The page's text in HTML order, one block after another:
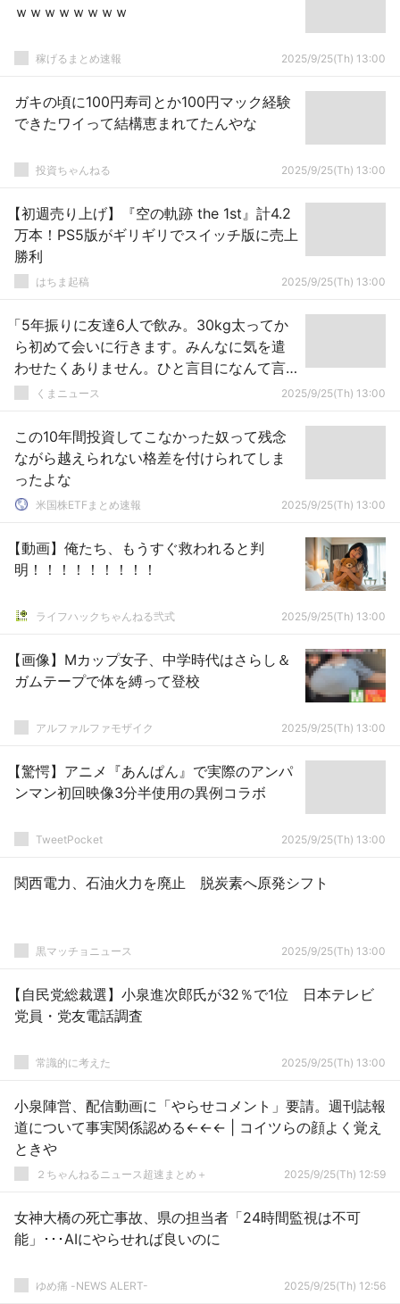
ｗｗｗｗｗｗｗｗ
稼げるまとめ速報 2025/9/25(Th) 13:00
ガキの頃に100円寿司とか100円マック経験
できたワイって結構恵まれてたんやな
投資ちゃんねる 2025/9/25(Th) 13:00
【初週売り上げ】『空の軌跡 the 1st』計4.2
万本！PS5版がギリギリでスイッチ版に売上
勝利
はちま起稿 2025/9/25(Th) 13:00
「5年振りに友達6人で飲み。30kg太ってか
ら初めて会いに行きます。みんなに気を遣
わせたくありません。ひと言目になんて言
えば？」
くまニュース 2025/9/25(Th) 13:00
この10年間投資してこなかった奴って残念
ながら越えられない格差を付けられてしま
ったよな
米国株ETFまとめ速報 2025/9/25(Th) 13:00
【動画】俺たち、もうすぐ救われると判
明！！！！！！！！！
ライフハックちゃんねる弐式 2025/9/25(Th) 13:00
【画像】Mカップ女子、中学時代はさらし＆
ガムテープで体を縛って登校
アルファルファモザイク 2025/9/25(Th) 13:00
【驚愕】アニメ『あんぱん』で実際のアンパ
ンマン初回映像3分半使用の異例コラボ
TweetPocket 2025/9/25(Th) 13:00
関西電力、石油火力を廃止 脱炭素へ原発シフト
黒マッチョニュース 2025/9/25(Th) 13:00
【自民党総裁選】小泉進次郎氏が32％で1位 日本テレビ
党員・党友電話調査
常識的に考えた 2025/9/25(Th) 13:00
小泉陣営、配信動画に「やらせコメント」要請。週刊誌報
道について事実関係認める←←← | コイツらの顔よく覚え
ときや
２ちゃんねるニュース超速まとめ＋ 2025/9/25(Th) 12:59
女神大橋の死亡事故、県の担当者「24時間監視は不可
能」･･･AIにやらせれば良いのに
ゆめ痛 -NEWS ALERT- 2025/9/25(Th) 12:56